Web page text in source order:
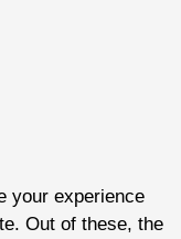
your experience
Out of these, the